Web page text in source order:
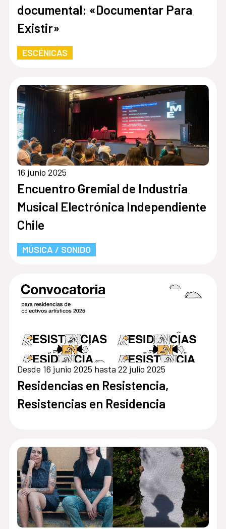
documental: «Documentar Para
Existir»
ESCÉNICAS
16 junio 2025
Encuentro Gremial de Industria
Musical Electrónica Independiente
Chile
MÚSICA / SONIDO
Desde 16 junio 2025 hasta 22 julio 2025
Residencias en Resistencia,
Resistencias en Residencia